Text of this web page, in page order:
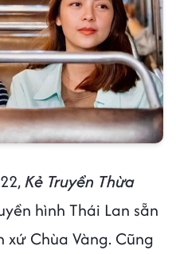
Kẻ Truyền Thừa
hình Thái Lan sẵn
xứ Chùa Vàng. Cũng